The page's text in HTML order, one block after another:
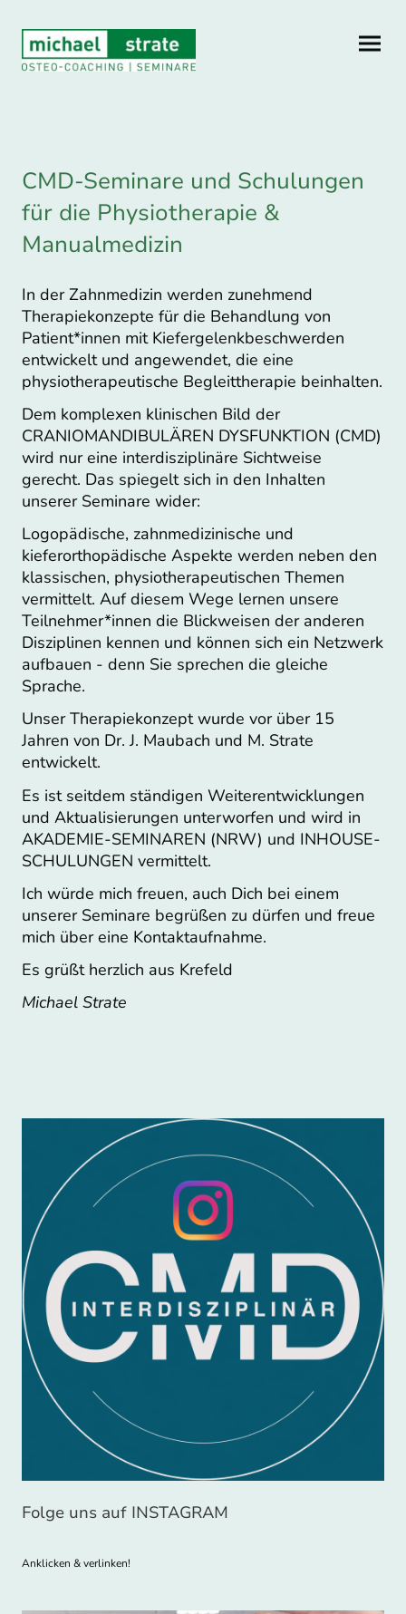
CMD-Seminare und Schulungen
für die Physiotherapie &
Manualmedizin
In der Zahnmedizin werden zunehmend
Therapiekonzepte für die Behandlung von
Patient*innen mit Kiefergelenkbeschwerden
entwickelt und angewendet, die eine
physiotherapeutische Begleittherapie beinhalten.
Dem komplexen klinischen Bild der
CRANIOMANDIBULÄREN DYSFUNKTION (CMD)
wird nur eine interdisziplinäre Sichtweise
gerecht. Das spiegelt sich in den Inhalten
unserer Seminare wider:
Logopädische, zahnmedizinische und
kieferorthopädische Aspekte werden neben den
klassischen, physiotherapeutischen Themen
vermittelt. Auf diesem Wege lernen unsere
Teilnehmer*innen die Blickweisen der anderen
Disziplinen kennen und können sich ein Netzwerk
aufbauen - denn Sie sprechen die gleiche
Sprache.
Unser Therapiekonzept wurde vor über 15
Jahren von Dr. J. Maubach und M. Strate
entwickelt.
Es ist seitdem ständigen Weiterentwicklungen
und Aktualisierungen unterworfen und wird in
AKADEMIE-SEMINAREN (NRW) und INHOUSE-
SCHULUNGEN vermittelt.
Ich würde mich freuen, auch Dich bei einem
unserer Seminare begrüßen zu dürfen und freue
mich über eine Kontaktaufnahme.
Es grüßt herzlich aus Krefeld
Michael Strate
Folge uns auf INSTAGRAM
Anklicken & verlinken!